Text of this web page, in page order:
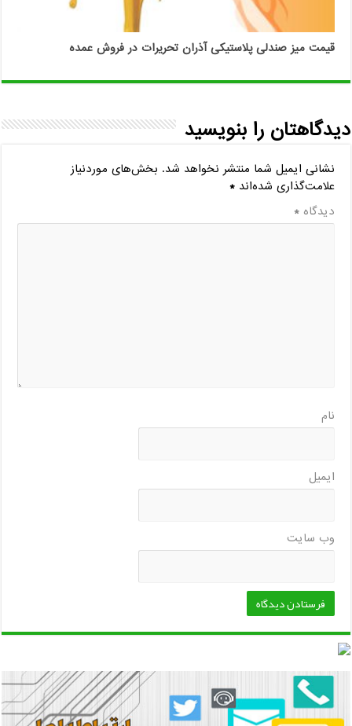
قیمت میز صندلی پلاستیکی آذران تحریرات در فروش عمده
دیدگاهتان را بنویسید
نشانی ایمیل شما منتشر نخواهد شد. بخش‌های موردنیاز
علامت‌گذاری شده‌اند*
دیدگاه*
نام
ایمیل
وب‌ سایت